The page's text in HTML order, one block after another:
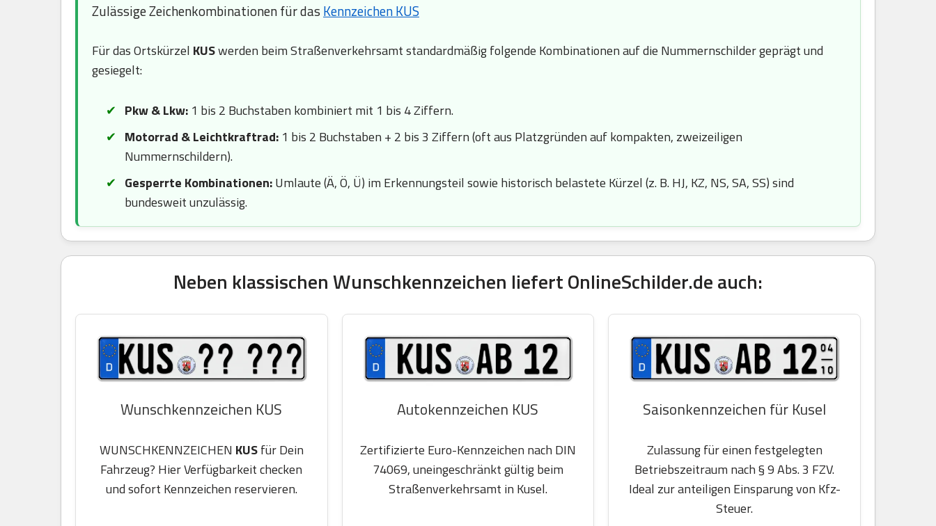
Zulässige Zeichenkombinationen für das Kennzeichen KUS
Für das Ortskürzel KUSwerden beim Straßenverkehrsamt standardmäßig folgende Kombinationen auf die Nummernschilder geprägt und
gesiegelt:
Pkw & Lkw: 1 bis 2 Buchstaben kombiniert mit 1 bis 4 Ziffern.
Motorrad & Leichtkraftrad: 1 bis 2 Buchstaben + 2 bis 3 Ziffern (oft aus Platzgründen auf kompakten, zweizeiligen
Nummernschildern).
Gesperrte Kombinationen:Umlaute (Ä, Ö, Ü) im Erkennungsteil sowie historisch belastete Kürzel (z. B. HJ, KZ, NS, SA, SS) sind
bundesweit unzulässig.
Neben klassischen Wunschkennzeichen liefert OnlineSchilder.de auch:
Wunschkennzeichen KUS
WUNSCHKENNZEICHEN KUSfür Dein
Fahrzeug? Hier Verfügbarkeit checken
und sofort Kennzeichen reservieren.
Autokennzeichen KUS
Zertifizierte Euro-Kennzeichen nach DIN
74069, uneingeschränkt gültig beim
Straßenverkehrsamt in Kusel.
Saisonkennzeichen für Kusel
Zulassung für einen festgelegten
Betriebszeitraum nach § 9 Abs. 3 FZV.
Ideal zur anteiligen Einsparung von Kfz-
Steuer.